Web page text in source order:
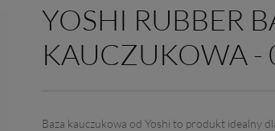
YOSHI RUBBER
KAUCZUKOWA -
Baza kauczukowa od Yoshi to produkt idealny